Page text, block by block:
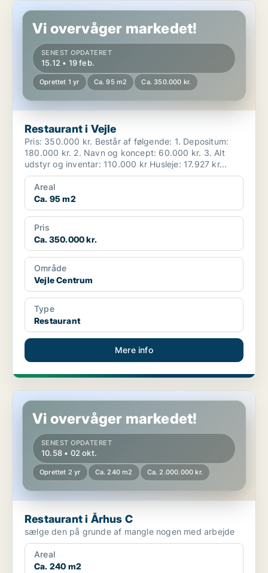
Restaurant i Vejle
Vi overvåger markedet!
SENEST OPDATERET
15.12 • 19 feb.
Oprettet 1 yr Ca. 95 m2 Ca. 350.000 kr.
Restaurant i Vejle
Pris: 350.000 kr. Består af følgende: 1. Depositum:
180.000 kr. 2. Navn og koncept: 60.000 kr. 3. Alt
udstyr og inventar: 110.000 kr Husleje: 17.927 kr...
Areal
Ca. 95 m2
Pris
Ca. 350.000 kr.
Område
Vejle Centrum
Type
Restaurant
Mere info
Restaurant i Århus C
Vi overvåger markedet!
SENEST OPDATERET
10.58 • 02 okt.
Oprettet 2 yr Ca. 240 m2 Ca. 2.000.000 kr.
Restaurant i Århus C
sælge den på grunde af mangle nogen med arbejde
Areal
Ca. 240 m2